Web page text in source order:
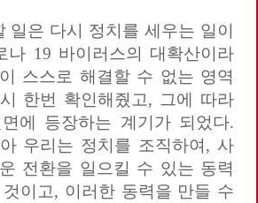
일은 다시 정치를 세우는 일이
나 19 바이러스의 대확산이라
스스로 해결할 수 없는 영역
한번 확인해줬고, 그에 따라
에 등장하는 계기가 되었다.
우리는 정치를 조직하여, 사
전환을 일으킬 수 있는 동력
이고, 이러한 동력을 만들 수